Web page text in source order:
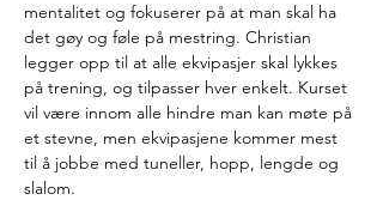
mentalitet og fokuserer på at man skal ha
det gøy og føle på mestring. Christian
legger opp til at alle ekvipasjer skal lykkes
på trening, og tilpasser hver enkelt. Kurset
vil være innom alle hindre man kan møte på
et stevne, men ekvipasjene kommer mest
til å jobbe med tuneller, hopp, lengde og
slalom.